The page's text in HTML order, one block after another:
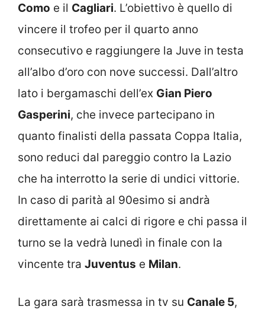
Como e il Cagliari. L’obiettivo è quello di
vincere il trofeo per il quarto anno
consecutivo e raggiungere la Juve in testa
all’albo d’oro con nove successi. Dall’altro
lato i bergamaschi dell’ex Gian Piero
Gasperini, che invece partecipano in
quanto finalisti della passata Coppa Italia,
sono reduci dal pareggio contro la Lazio
che ha interrotto la serie di undici vittorie.
In caso di parità al 90esimo si andrà
direttamente ai calci di rigore e chi passa il
turno se la vedrà lunedì in finale con la
vincente tra Juventus e Milan.
La gara sarà trasmessa in tv su Canale 5,